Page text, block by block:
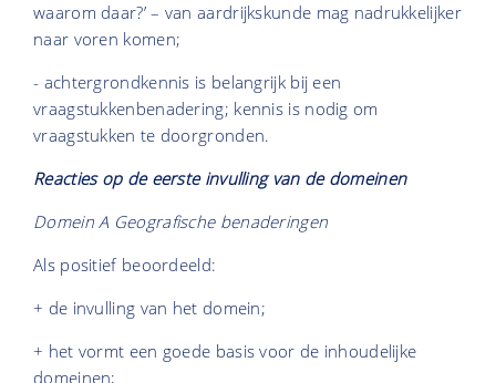
waarom daar?’ – van aardrijkskunde mag nadrukkelijker
naar voren komen;
- achtergrondkennis is belangrijk bij een
vraagstukkenbenadering; kennis is nodig om
vraagstukken te doorgronden.
Reacties op de eerste invulling van de domeinen
Domein A Geografische benaderingen
Als positief beoordeeld:
+ de invulling van het domein;
+ het vormt een goede basis voor de inhoudelijke
domeinen;